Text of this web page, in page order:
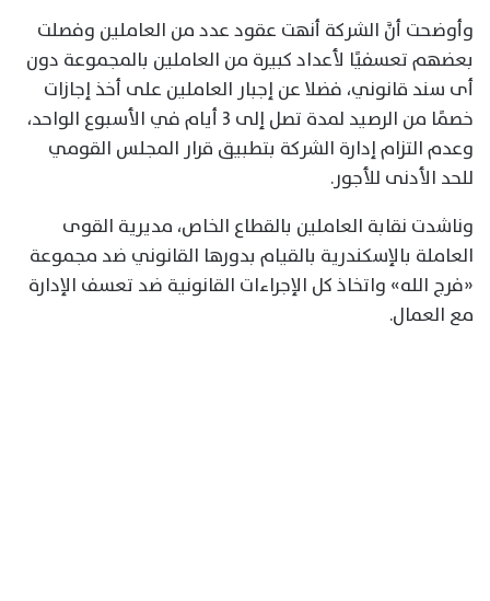
وأوضحت أنَّ الشركة أنهت عقود عدد من العاملين وفصلت
بعضهم تعسفيًا لأعداد كبيرة من العاملين بالمجموعة دون
أى سند قانوني، فضلا عن إجبار العاملين على أخذ إجازات
خصمًا من الرصيد لمدة تصل إلى 3 أيام في الأسبوع الواحد،
وعدم التزام إدارة الشركة بتطبيق قرار المجلس القومي
للحد الأدنى للأجور.
وناشدت نقابة العاملين بالقطاع الخاص، مديرية القوى
العاملة بالإسكندرية بالقيام بدورها القانوني ضد مجموعة
«فرج الله» واتخاذ كل الإجراءات القانونية ضد تعسف الإدارة
مع العمال.